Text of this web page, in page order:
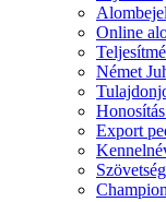
Online
Német
Export